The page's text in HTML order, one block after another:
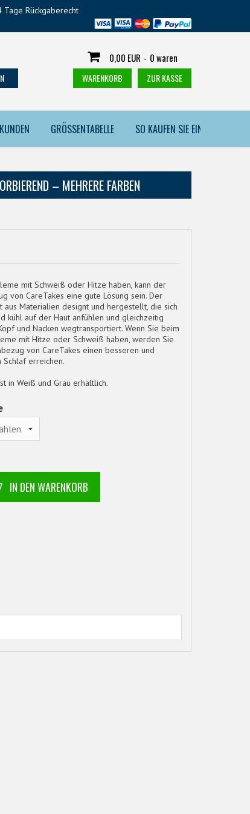
Tage Rückgaberecht
0,00 EUR - 0 waren
WARENKORB ZUR KASSE
GRÖSSENTABELLE SO KAUFEN SIE EIN
– MEHRERE FARBEN
mit Schweiß oder Hitze haben, kann der
von CareTakes eine gute Lösung sein. Der
aus Materialien designt und hergestellt, die sich
kühl auf der Haut anfühlen und gleichzeitig
und Nacken wegtransportiert. Wenn Sie beim
mit Hitze oder Schweiß haben, werden Sie
von CareTakes einen besseren und
Schlaf erreichen.
in Weiß und Grau erhältlich.